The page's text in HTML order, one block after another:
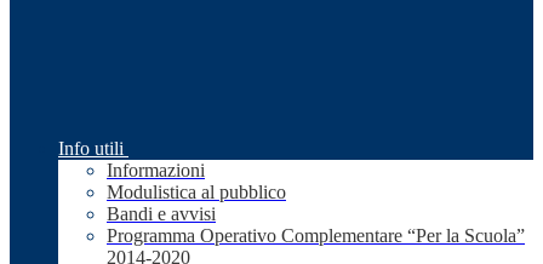
Info utili
Informazioni
Modulistica al pubblico
Bandi e avvisi
Programma Operativo Complementare “Per la Scuola”
2014-2020